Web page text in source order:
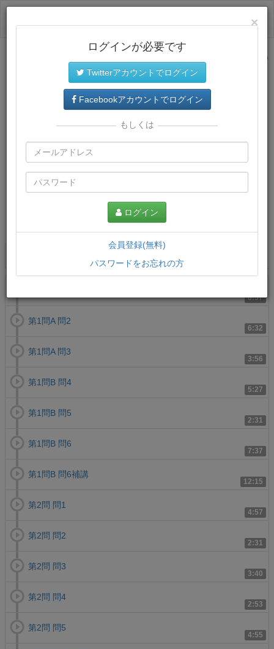
サイトトップに戻る
8:57
6:32
第1問A 問2
3:56
第1問A 問3
5:27
第1問B 問4
2:31
第1問B 問5
7:37
第1問B 問6
12:15
第1問B 問6補講
4:57
第2問 問1
2:31
第2問 問2
3:40
第2問 問3
2:53
第2問 問4
4:55
第2問 問5
×
ログインが必要です
Twitterアカウントでログイン
Facebookアカウントでログイン
もしくは
ログイン
会員登録(無料)
パスワードをお忘れの方